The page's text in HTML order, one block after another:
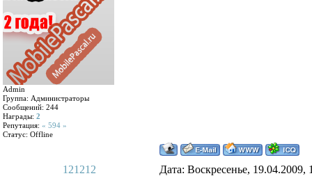
Admin
Группа: Администраторы
Сообщений: 244
Награды: 2
Репутация: « 594 »
Статус: Offline
121212 Дата: Воскресенье,